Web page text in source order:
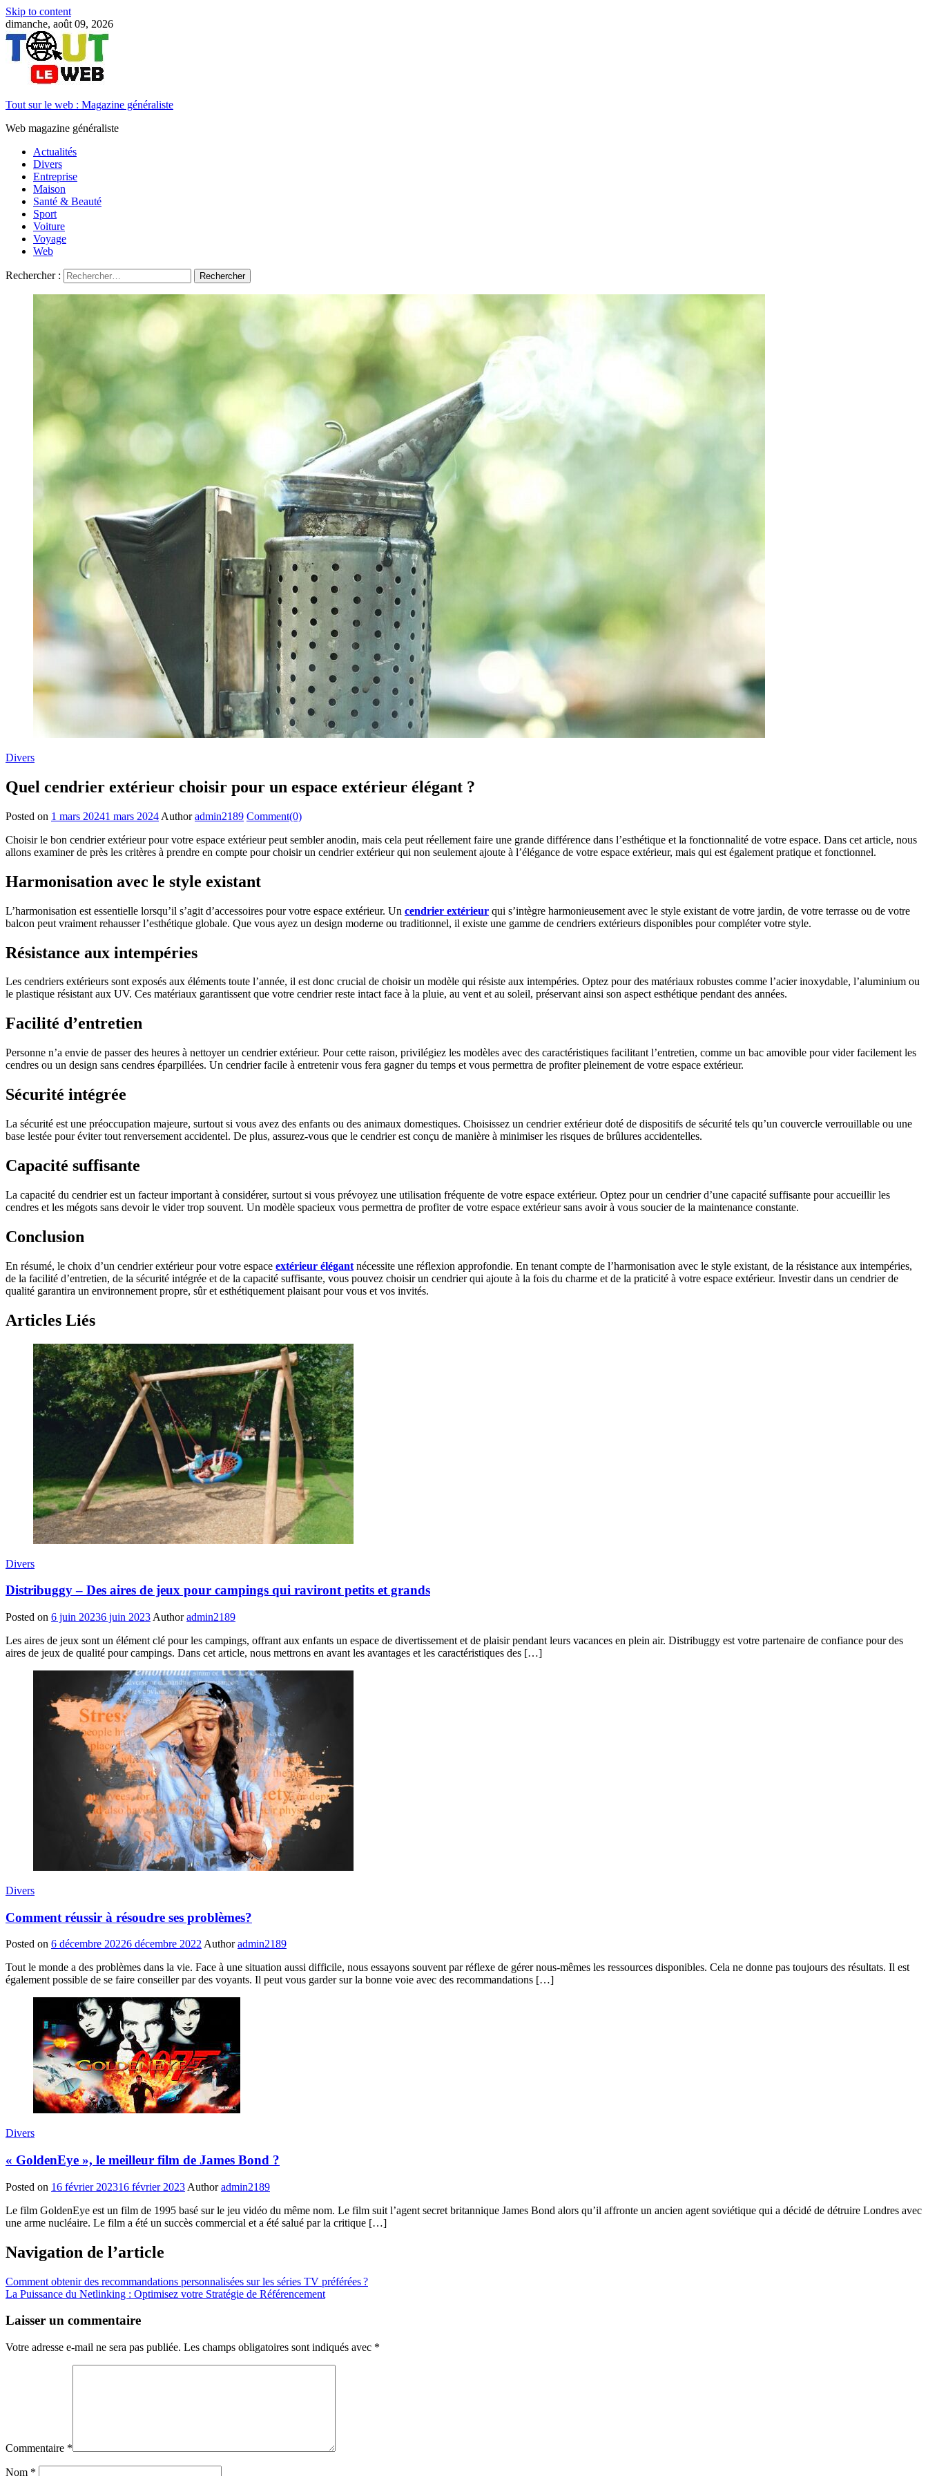
Skip to content
dimanche, août 09, 2026
Tout sur le web : Magazine généraliste
Web magazine généraliste
Actualités
Divers
Entreprise
Maison
Santé & Beauté
Sport
Voiture
Voyage
Web
Rechercher :
Divers
Quel cendrier extérieur choisir pour un espace extérieur élégant ?
Posted on 1 mars 20241 mars 2024 Author admin2189 Comment(0)
Choisir le bon cendrier extérieur pour votre espace extérieur peut sembler anodin, mais cela peut réellement faire une grande différence dans l’esthétique et la fonctionnalité de votre espace. Dans cet article, nous
allons examiner de près les critères à prendre en compte pour choisir un cendrier extérieur qui non seulement ajoute à l’élégance de votre espace extérieur, mais qui est également pratique et fonctionnel.
Harmonisation avec le style existant
L’harmonisation est essentielle lorsqu’il s’agit d’accessoires pour votre espace extérieur. Un cendrier extérieur qui s’intègre harmonieusement avec le style existant de votre jardin, de votre terrasse ou de votre
balcon peut vraiment rehausser l’esthétique globale. Que vous ayez un design moderne ou traditionnel, il existe une gamme de cendriers extérieurs disponibles pour compléter votre style.
Résistance aux intempéries
Les cendriers extérieurs sont exposés aux éléments toute l’année, il est donc crucial de choisir un modèle qui résiste aux intempéries. Optez pour des matériaux robustes comme l’acier inoxydable, l’aluminium ou
le plastique résistant aux UV. Ces matériaux garantissent que votre cendrier reste intact face à la pluie, au vent et au soleil, préservant ainsi son aspect esthétique pendant des années.
Facilité d’entretien
Personne n’a envie de passer des heures à nettoyer un cendrier extérieur. Pour cette raison, privilégiez les modèles avec des caractéristiques facilitant l’entretien, comme un bac amovible pour vider facilement les
cendres ou un design sans cendres éparpillées. Un cendrier facile à entretenir vous fera gagner du temps et vous permettra de profiter pleinement de votre espace extérieur.
Sécurité intégrée
La sécurité est une préoccupation majeure, surtout si vous avez des enfants ou des animaux domestiques. Choisissez un cendrier extérieur doté de dispositifs de sécurité tels qu’un couvercle verrouillable ou une
base lestée pour éviter tout renversement accidentel. De plus, assurez-vous que le cendrier est conçu de manière à minimiser les risques de brûlures accidentelles.
Capacité suffisante
La capacité du cendrier est un facteur important à considérer, surtout si vous prévoyez une utilisation fréquente de votre espace extérieur. Optez pour un cendrier d’une capacité suffisante pour accueillir les
cendres et les mégots sans devoir le vider trop souvent. Un modèle spacieux vous permettra de profiter de votre espace extérieur sans avoir à vous soucier de la maintenance constante.
Conclusion
En résumé, le choix d’un cendrier extérieur pour votre espace extérieur élégant nécessite une réflexion approfondie. En tenant compte de l’harmonisation avec le style existant, de la résistance aux intempéries,
de la facilité d’entretien, de la sécurité intégrée et de la capacité suffisante, vous pouvez choisir un cendrier qui ajoute à la fois du charme et de la praticité à votre espace extérieur. Investir dans un cendrier de
qualité garantira un environnement propre, sûr et esthétiquement plaisant pour vous et vos invités.
Articles Liés
Divers
Distribuggy – Des aires de jeux pour campings qui raviront petits et grands
Posted on 6 juin 20236 juin 2023 Author admin2189
Les aires de jeux sont un élément clé pour les campings, offrant aux enfants un espace de divertissement et de plaisir pendant leurs vacances en plein air. Distribuggy est votre partenaire de confiance pour des
aires de jeux de qualité pour campings. Dans cet article, nous mettrons en avant les avantages et les caractéristiques des […]
Divers
Comment réussir à résoudre ses problèmes?
Posted on 6 décembre 20226 décembre 2022 Author admin2189
Tout le monde a des problèmes dans la vie. Face à une situation aussi difficile, nous essayons souvent par réflexe de gérer nous-mêmes les ressources disponibles. Cela ne donne pas toujours des résultats. Il est
également possible de se faire conseiller par des voyants. Il peut vous garder sur la bonne voie avec des recommandations […]
Divers
« GoldenEye », le meilleur film de James Bond ?
Posted on 16 février 202316 février 2023 Author admin2189
Le film GoldenEye est un film de 1995 basé sur le jeu vidéo du même nom. Le film suit l’agent secret britannique James Bond alors qu’il affronte un ancien agent soviétique qui a décidé de détruire Londres avec
une arme nucléaire. Le film a été un succès commercial et a été salué par la critique […]
Navigation de l’article
Comment obtenir des recommandations personnalisées sur les séries TV préférées ?
La Puissance du Netlinking : Optimisez votre Stratégie de Référencement
Laisser un commentaire
Votre adresse e-mail ne sera pas publiée. Les champs obligatoires sont indiqués avec *
Commentaire *
Nom *